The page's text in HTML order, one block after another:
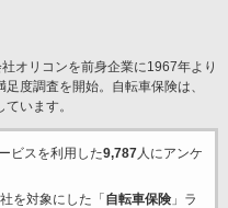
オリコンを前身企業に1967年より
度調査を開始。自転車保険は、
います。
ビスを利用した9,787人にアンケ
社を対象にした「 自転車保険」ラ